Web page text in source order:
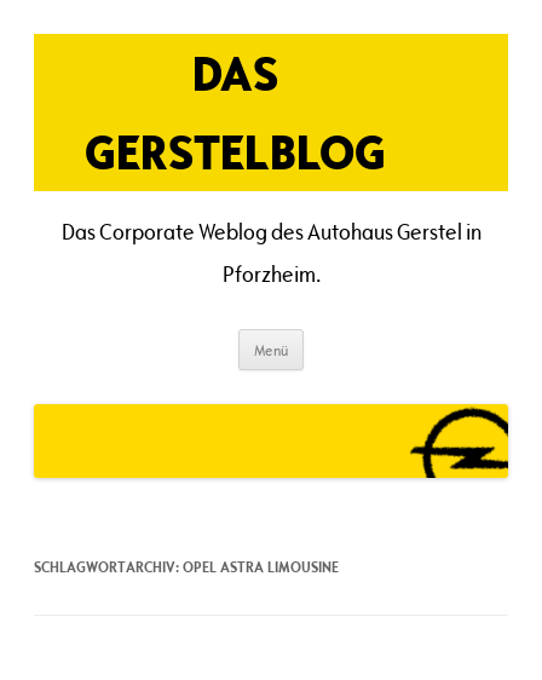
Inhalt
DAS
GERSTELBLOG
Das Corporate Weblog des Autohaus Gerstel in
Pforzheim.
Menü
SCHLAGWORTARCHIV:OPEL ASTRA LIMOUSINE